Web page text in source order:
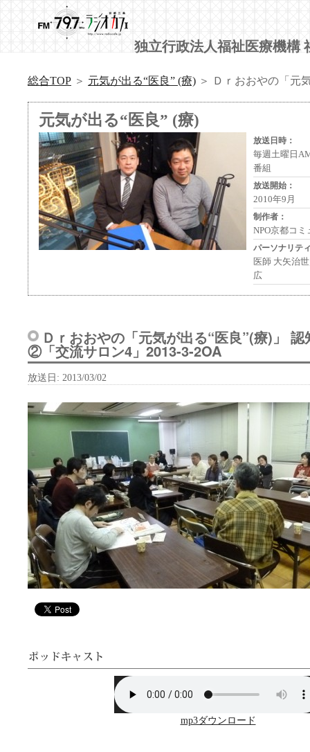
独立行政法人福祉医療機構
総合TOP ＞ 元気が出る“医良” (療) ＞ Ｄｒおおやの「元
元気が出る“医良” (療)
放送日時：
毎週土曜日
番組
放送開始：
2010年9月
制作者：
NPO京都コ
パーソナリテ
医師 大矢治
広
Ｄｒおおやの「元気が出る“医良”(療)」
②「交流サロン4」2013-3-2OA
放送日: 2013/03/02
mp3ダウンロード